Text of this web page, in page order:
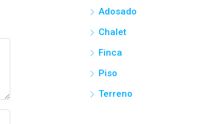
Adosado
Chalet
Finca
Piso
Terreno